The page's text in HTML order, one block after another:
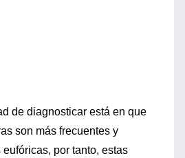
de diagnosticar está en que
son más frecuentes y
por tanto, estas